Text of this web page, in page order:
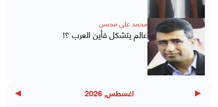
محمد علي محسن
عالم يتشكل فأين العرب ؟!
◀ اغسطس, 2026 ▶